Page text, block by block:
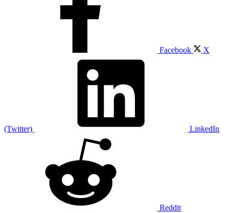
Facebook X
(Twitter) LinkedIn
Reddit